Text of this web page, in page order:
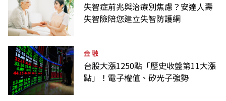
失智症前兆與治療別焦慮？安達人壽
失智險陪您建立失智防護網
金融
台股大漲1250點「歷史收盤第11大漲
點」！電子權值、矽光子強勢